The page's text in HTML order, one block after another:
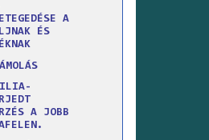
A
ÉS
A JOBB